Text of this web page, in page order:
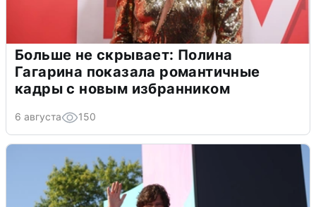
Больше не скрывает: Полина
Гагарина показала романтичные
кадры с новым избранником
6 августа 150